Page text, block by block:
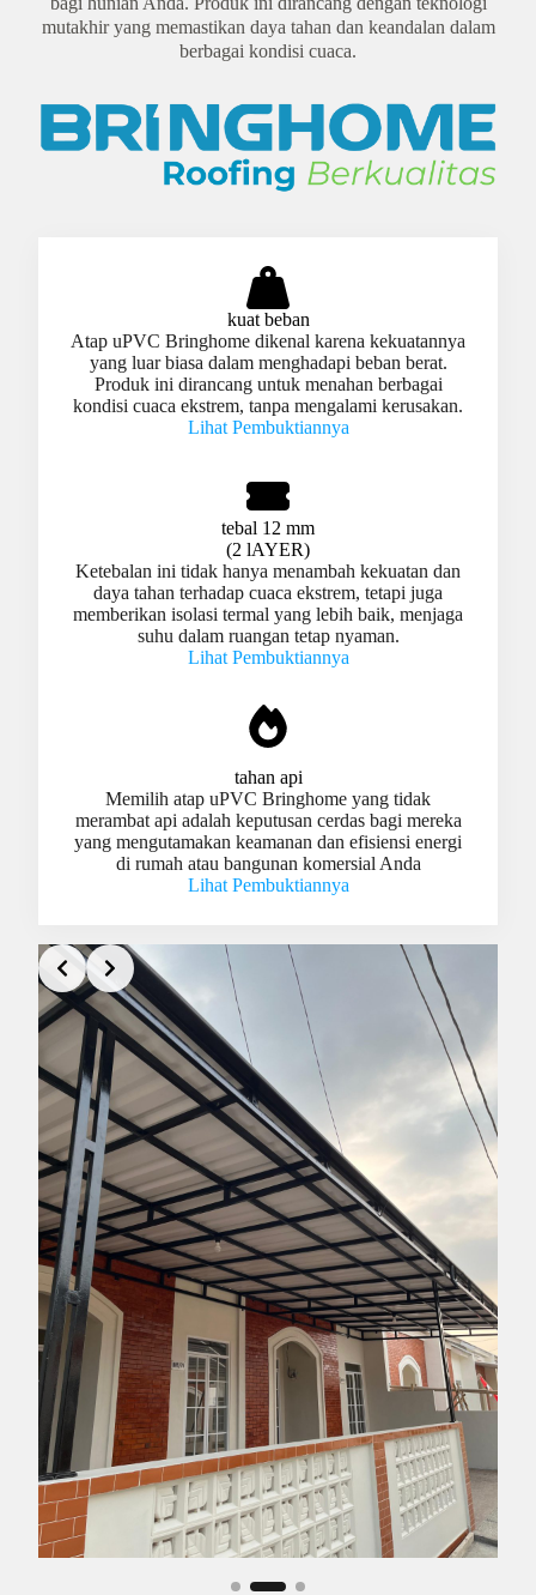
mutakhir yang memastikan daya tahan dan keandalan dalam
berbagai kondisi cuaca.
kuat beban
Atap uPVC Bringhome dikenal karena kekuatannya
yang luar biasa dalam menghadapi beban berat.
Produk ini dirancang untuk menahan berbagai
kondisi cuaca ekstrem, tanpa mengalami kerusakan.
Lihat Pembuktiannya
tebal 12 mm
(2 lAYER)
Ketebalan ini tidak hanya menambah kekuatan dan
daya tahan terhadap cuaca ekstrem, tetapi juga
memberikan isolasi termal yang lebih baik, menjaga
suhu dalam ruangan tetap nyaman.
Lihat Pembuktiannya
tahan api
Memilih atap uPVC Bringhome yang tidak
merambat api adalah keputusan cerdas bagi mereka
yang mengutamakan keamanan dan efisiensi energi
di rumah atau bangunan komersial Anda
Lihat Pembuktiannya
Slide 3 of 3